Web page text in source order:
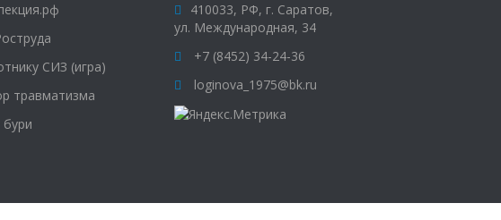
СИЗ (игра)
травматизма
410033, РФ, г. Саратов,
ул. Международная, 34
+7 (8452) 34-24-36
loginova_1975@bk.ru